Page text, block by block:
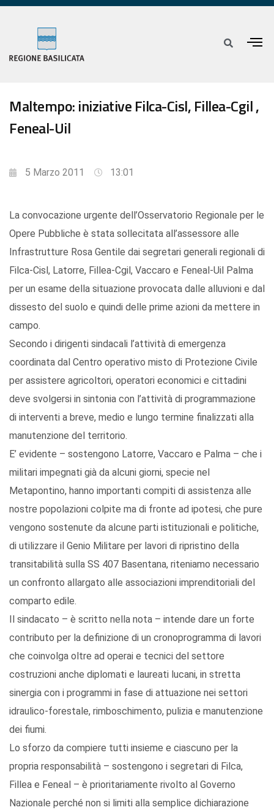
Maltempo: iniziative Filca-Cisl, Fillea-Cgil ,
Feneal-Uil
5 Marzo 2011 13:01
La convocazione urgente dell’Osservatorio Regionale per le
Opere Pubbliche è stata sollecitata all’assessore alle
Infrastrutture Rosa Gentile dai segretari generali regionali di
Filca-Cisl, Latorre, Fillea-Cgil, Vaccaro e Feneal-Uil Palma
per un esame della situazione provocata dalle alluvioni e dal
dissesto del suolo e quindi delle prime azioni da mettere in
campo.
Secondo i dirigenti sindacali l’attività di emergenza
coordinata dal Centro operativo misto di Protezione Civile
per assistere agricoltori, operatori economici e cittadini
deve svolgersi in sintonia con l’attività di programmazione
di interventi a breve, medio e lungo termine finalizzati alla
manutenzione del territorio.
E’ evidente – sostengono Latorre, Vaccaro e Palma – che i
militari impegnati già da alcuni giorni, specie nel
Metapontino, hanno importanti compiti di assistenza alle
nostre popolazioni colpite ma di fronte ad ipotesi, che pure
vengono sostenute da alcune parti istituzionali e politiche,
di utilizzare il Genio Militare per lavori di ripristino della
transitabilità sulla SS 407 Basentana, riteniamo necessario
un confronto allargato alle associazioni imprenditoriali del
comparto edile.
Il sindacato – è scritto nella nota – intende dare un forte
contributo per la definizione di un cronoprogramma di lavori
che coinvolga oltre ad operai e tecnici del settore
costruzioni anche diplomati e laureati lucani, in stretta
sinergia con i programmi in fase di attuazione nei settori
idraulico-forestale, rimboschimento, pulizia e manutenzione
dei fiumi.
Lo sforzo da compiere tutti insieme e ciascuno per la
propria responsabilità – sostengono i segretari di Filca,
Fillea e Feneal – è prioritariamente rivolto al Governo
Nazionale perché non si limiti alla semplice dichiarazione